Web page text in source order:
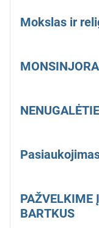
Mokslas ir
PAŽVELKIME
BARTKUS